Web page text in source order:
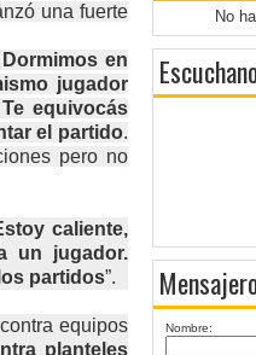
una fuerte
en
jugador
equivocás
el partido.
pero no
caliente,
un jugador.
partidos”.
equipos
planteles
No
Nombre: